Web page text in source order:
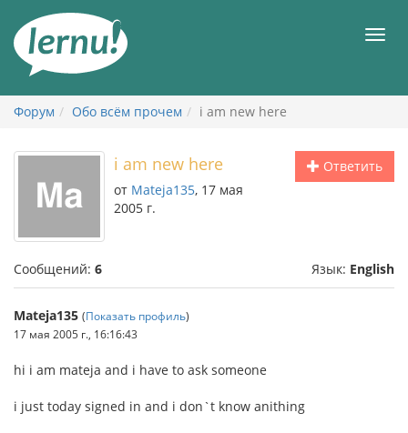
содержанию
Форум Обо всём прочем i am new here
Ответить
i am new here
от Mateja135, 17 мая
2005 г.
Сообщений: 6 Язык: English
Mateja135 (Показать профиль)
17 мая 2005 г., 16:16:43
hi i am mateja and i have to ask someone
i just today signed in and i don`t know anithing